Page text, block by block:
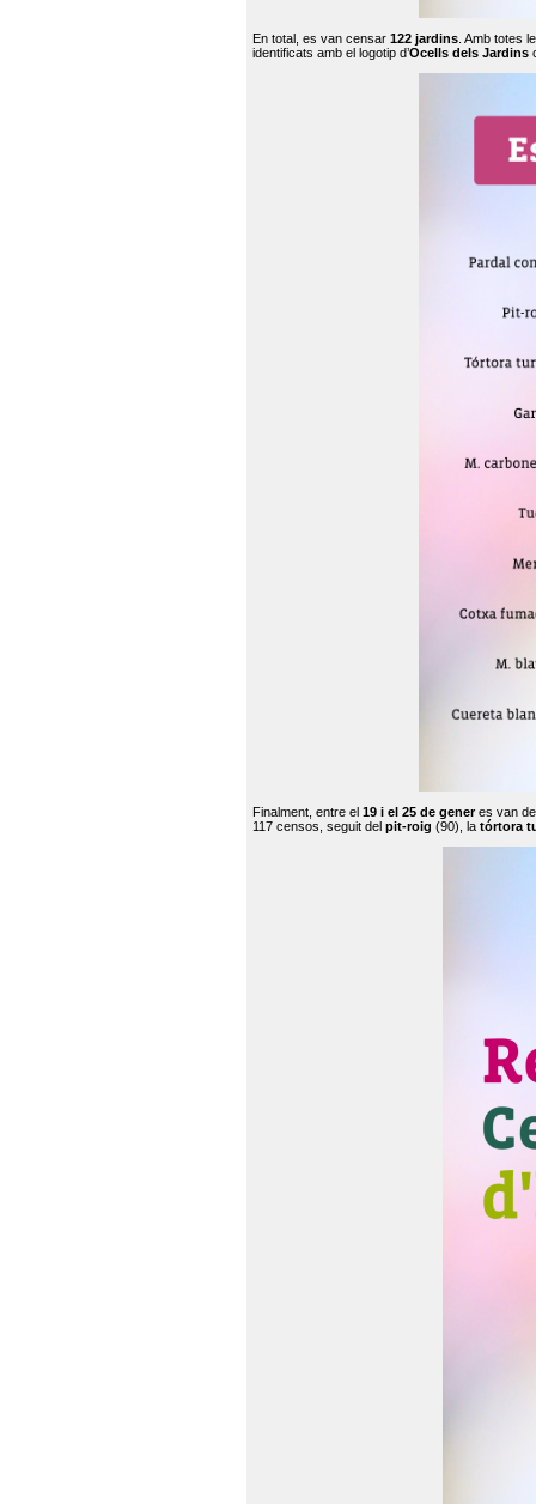
En total, es van censar 122 jardins . Amb totes
identificats amb el logotip d’Ocells dels Jardins
Finalment, entre el 19 i el 25 de generes van
117 censos, seguit del pit-roig (90), la tórtora